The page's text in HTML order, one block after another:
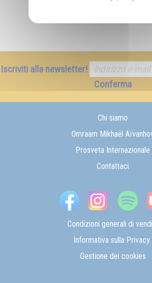
Iscriviti alla newsletter!
Conferma
Chi siamo
Omraam Mikhaël
Prosveta Internazionale
Contattaci
Condizioni generali di
Informativa sulla Privacy
Gestione dei cookies